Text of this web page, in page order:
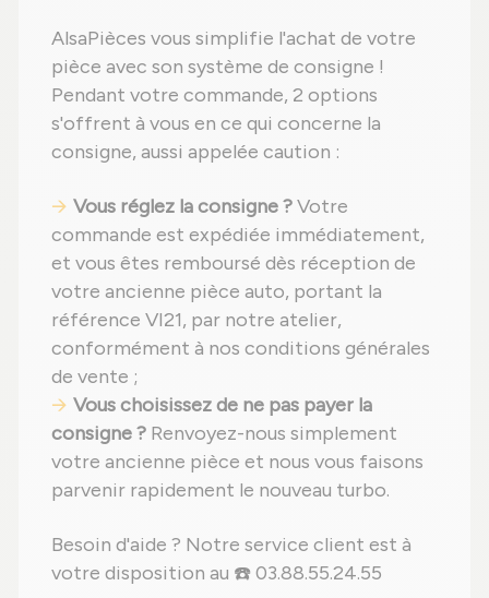
AlsaPièces vous simplifie l'achat de votre
pièce avec son système de consigne !
Pendant votre commande, 2 options
s'offrent à vous en ce qui concerne la
consigne, aussi appelée caution :
Vous réglez la consigne ?Votre
commande est expédiée immédiatement,
et vous êtes remboursé dès réception de
votre ancienne pièce auto, portant la
référence VI21, par notre atelier,
conformément à nos conditions générales
de vente ;
Vous choisissez de ne pas payer la
consigne ? Renvoyez-nous simplement
votre ancienne pièce et nous vous faisons
parvenir rapidement le nouveau turbo.
Besoin d'aide ? Notre service client est à
votre disposition au ☎️ 03.88.55.24.55